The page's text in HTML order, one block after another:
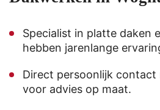
Specialist in platte daken
hebben jarenlange
Direct persoonlijk contact
voor advies op maat.